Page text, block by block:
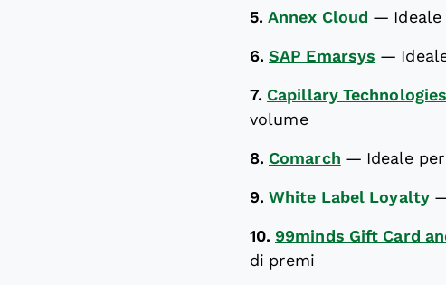
5. Annex Cloud —
6. SAP Emarsys —
7. Capillary Technologies
volume
8. Comarch — Ideale
9. White Label Loyalty
10. 99minds Gift Card
di premi